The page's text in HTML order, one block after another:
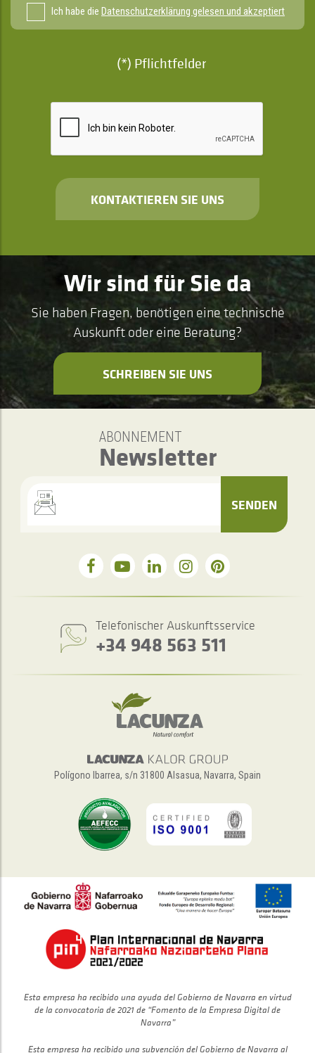
Ich habe die Datenschutzerklärung gelesen und akzeptiert
(*) Pflichtfelder
KONTAKTIEREN SIE UNS
Wir sind für Sie da
Sie haben Fragen, benötigen eine technische
Auskunft oder eine Beratung?
SCHREIBEN SIE UNS
ABONNEMENT
Newsletter
SENDEN
Telefonischer Auskunftsservice
+34 948 563 511
Polígono Ibarrea, s/n 31800 Alsasua, Navarra, Spain
Esta empresa ha recibido una ayuda del Gobierno de Navarra en virtud
de la convocatoria de 2021 de “Fomento de la Empresa Digital de
Navarra”
Esta empresa ha recibido una subvención del Gobierno de Navarra al